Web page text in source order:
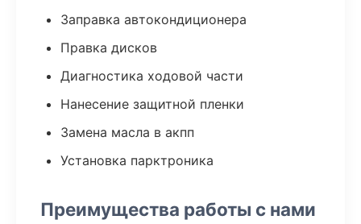
Заправка автокондиционера
Правка дисков
Диагностика ходовой части
Нанесение защитной пленки
Замена масла в акпп
Установка парктроника
Преимущества работы с нами